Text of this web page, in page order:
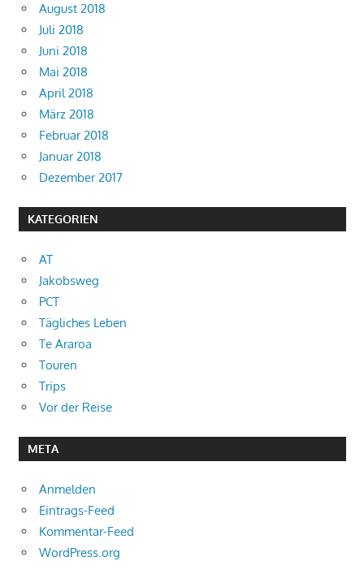
August 2018
Juli 2018
Juni 2018
Mai 2018
April 2018
März 2018
Februar 2018
Januar 2018
Dezember 2017
KATEGORIEN
AT
Jakobsweg
PCT
Tägliches Leben
Te Araroa
Touren
Trips
Vor der Reise
META
Anmelden
Eintrags-Feed
Kommentar-Feed
WordPress.org